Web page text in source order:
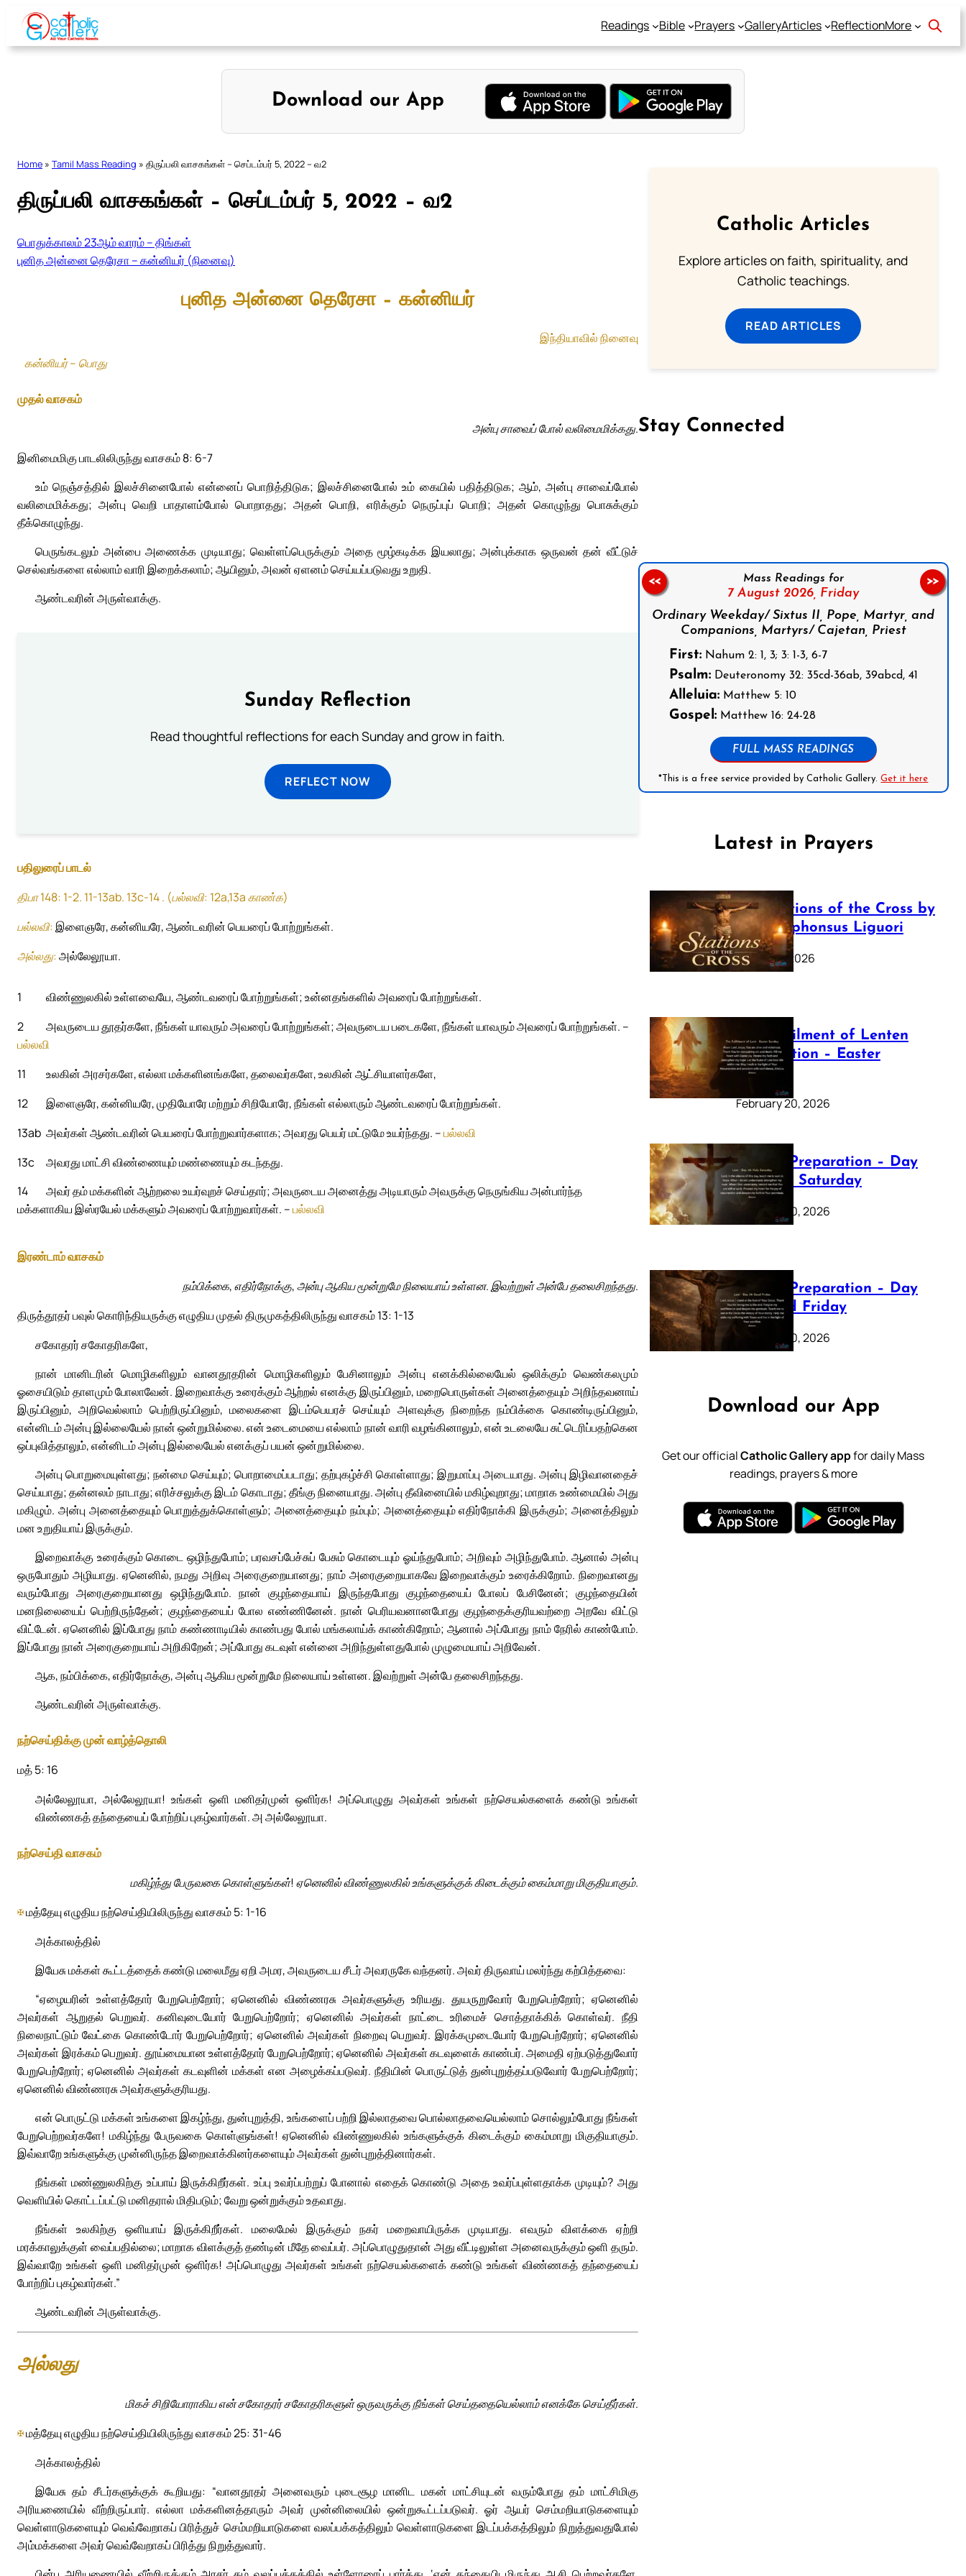
Skip
content
Readings Bible Prayers GalleryArticles ReflectionMore
Download our App
Home » Tamil Mass Reading » திருப்பலி வாசகங்கள் – செப்டம்பர் 5, 2022 – வ2
திருப்பலி வாசகங்கள் – செப்டம்பர் 5, 2022 – வ2
பொதுக்காலம் 23ஆம் வாரம் – திங்கள்
புனித அன்னை தெரேசா – கன்னியர் (நினைவு)
புனித அன்னை தெரேசா – கன்னியர்
இந்தியாவில் நினைவு
கன்னியர் – பொது
முதல் வாசகம்
அன்பு சாவைப் போல் வலிமைமிக்கது.
இனிமைமிகு பாடலிலிருந்து வாசகம் 8: 6-7
உம் நெஞ்சத்தில் இலச்சினைபோல் என்னைப் பொறித்திடுக; இலச்சினைபோல் உம் கையில் பதித்திடுக; ஆம், அன்பு சாவைப்போல்
வலிமைமிக்கது; அன்பு வெறி பாதாளம்போல் பொறாதது; அதன் பொறி, எரிக்கும் நெருப்புப் பொறி; அதன் கொழுந்து பொசுக்கும்
தீக்கொழுந்து.
பெருங்கடலும் அன்பை அணைக்க முடியாது; வெள்ளப்பெருக்கும் அதை மூழ்கடிக்க இயலாது; அன்புக்காக ஒருவன் தன் வீட்டுச்
செல்வங்களை எல்லாம் வாரி இறைக்கலாம்; ஆயினும், அவன் ஏளனம் செய்யப்படுவது உறுதி.
ஆண்டவரின் அருள்வாக்கு.
Sunday Reflection
Read thoughtful reflections for each Sunday and grow in faith.
REFLECT NOW
பதிலுரைப் பாடல்
திபா 148: 1-2. 11-13ab. 13c-14 . (பல்லவி: 12a,13a காண்க)
பல்லவி:இளைஞரே, கன்னியரே, ஆண்டவரின் பெயரைப் போற்றுங்கள்.
அல்லது:அல்லேலூயா.
1
விண்ணுலகில் உள்ளவையே, ஆண்டவரைப் போற்றுங்கள்; உன்னதங்களில் அவரைப் போற்றுங்கள்.
2
அவருடைய தூதர்களே, நீங்கள் யாவரும் அவரைப் போற்றுங்கள்; அவருடைய படைகளே, நீங்கள் யாவரும் அவரைப் போற்றுங்கள். –
பல்லவி
11
உலகின் அரசர்களே, எல்லா மக்களினங்களே, தலைவர்களே, உலகின் ஆட்சியாளர்களே,
12
இளைஞரே, கன்னியரே, முதியோரே மற்றும் சிறியோரே, நீங்கள் எல்லாரும் ஆண்டவரைப் போற்றுங்கள்.
13ab அவர்கள் ஆண்டவரின் பெயரைப் போற்றுவார்களாக; அவரது பெயர் மட்டுமே உயர்ந்தது. –பல்லவி
13c
அவரது மாட்சி விண்ணையும் மண்ணையும் கடந்தது.
14
அவர் தம் மக்களின் ஆற்றலை உயர்வுறச் செய்தார்; அவருடைய அனைத்து அடியாரும் அவருக்கு நெருங்கிய அன்பார்ந்த
மக்களாகிய இஸ்ரயேல் மக்களும் அவரைப் போற்றுவார்கள். –பல்லவி
இரண்டாம் வாசகம்
நம்பிக்கை, எதிர்நோக்கு, அன்பு ஆகிய மூன்றுமே நிலையாய் உள்ளன. இவற்றுள் அன்பே தலைசிறந்தது.
திருத்தூதர் பவுல் கொரிந்தியருக்கு எழுதிய முதல் திருமுகத்திலிருந்து வாசகம் 13: 1-13
சகோதரர் சகோதரிகளே,
நான் மானிடரின் மொழிகளிலும் வானதூதரின் மொழிகளிலும் பேசினாலும் அன்பு எனக்கில்லையேல் ஒலிக்கும் வெண்கலமும்
ஓசையிடும் தாளமும் போலாவேன். இறைவாக்கு உரைக்கும் ஆற்றல் எனக்கு இருப்பினும், மறைபொருள்கள் அனைத்தையும் அறிந்தவனாய்
இருப்பினும், அறிவெல்லாம் பெற்றிருப்பினும், மலைகளை இடம்பெயரச் செய்யும் அளவுக்கு நிறைந்த நம்பிக்கை கொண்டிருப்பினும்,
என்னிடம் அன்பு இல்லையேல் நான் ஒன்றுமில்லை. என் உடைமையை எல்லாம் நான் வாரி வழங்கினாலும், என் உடலையே சுட்டெரிப்பதற்கென
ஒப்புவித்தாலும், என்னிடம் அன்பு இல்லையேல் எனக்குப் பயன் ஒன்றுமில்லை.
அன்பு பொறுமையுள்ளது; நன்மை செய்யும்; பொறாமைப்படாது; தற்புகழ்ச்சி கொள்ளாது; இறுமாப்பு அடையாது. அன்பு இழிவானதைச்
செய்யாது; தன்னலம் நாடாது; எரிச்சலுக்கு இடம் கொடாது; தீங்கு நினையாது. அன்பு தீவினையில் மகிழ்வுறாது; மாறாக உண்மையில் அது
மகிழும். அன்பு அனைத்தையும் பொறுத்துக்கொள்ளும்; அனைத்தையும் நம்பும்; அனைத்தையும் எதிர்நோக்கி இருக்கும்; அனைத்திலும்
மன உறுதியாய் இருக்கும்.
இறைவாக்கு உரைக்கும் கொடை ஒழிந்துபோம்; பரவசப்பேச்சுப் பேசும் கொடையும் ஓய்ந்துபோம்; அறிவும் அழிந்துபோம். ஆனால் அன்பு
ஒருபோதும் அழியாது. ஏனெனில், நமது அறிவு அரைகுறையானது; நாம் அரைகுறையாகவே இறைவாக்கும் உரைக்கிறோம். நிறைவானது
வரும்போது அரைகுறையானது ஒழிந்துபோம். நான் குழந்தையாய் இருந்தபோது குழந்தையைப் போலப் பேசினேன்; குழந்தையின்
மனநிலையைப் பெற்றிருந்தேன்; குழந்தையைப் போல எண்ணினேன். நான் பெரியவனானபோது குழந்தைக்குரியவற்றை அறவே விட்டு
விட்டேன். ஏனெனில் இப்போது நாம் கண்ணாடியில் காண்பது போல் மங்கலாய்க் காண்கிறோம்; ஆனால் அப்போது நாம் நேரில் காண்போம்.
இப்போது நான் அரைகுறையாய் அறிகிறேன்; அப்போது கடவுள் என்னை அறிந்துள்ளதுபோல் முழுமையாய் அறிவேன்.
ஆக, நம்பிக்கை, எதிர்நோக்கு, அன்பு ஆகிய மூன்றுமே நிலையாய் உள்ளன. இவற்றுள் அன்பே தலைசிறந்தது.
ஆண்டவரின் அருள்வாக்கு.
நற்செய்திக்கு முன் வாழ்த்தொலி
மத் 5: 16
அல்லேலூயா, அல்லேலூயா! உங்கள் ஒளி மனிதர்முன் ஒளிர்க! அப்பொழுது அவர்கள் உங்கள் நற்செயல்களைக் கண்டு உங்கள்
விண்ணகத் தந்தையைப் போற்றிப் புகழ்வார்கள். அ அல்லேலூயா.
நற்செய்தி வாசகம்
மகிழ்ந்து பேருவகை கொள்ளுங்கள்! ஏனெனில் விண்ணுலகில் உங்களுக்குக் கிடைக்கும் கைம்மாறு மிகுதியாகும்.
✠மத்தேயு எழுதிய நற்செய்தியிலிருந்து வாசகம் 5: 1-16
அக்காலத்தில்
இயேசு மக்கள் கூட்டத்தைக் கண்டு மலைமீது ஏறி அமர, அவருடைய சீடர் அவரருகே வந்தனர். அவர் திருவாய் மலர்ந்து கற்பித்தவை:
“ஏழையரின் உள்ளத்தோர் பேறுபெற்றோர்; ஏனெனில் விண்ணரசு அவர்களுக்கு உரியது. துயருறுவோர் பேறுபெற்றோர்; ஏனெனில்
அவர்கள் ஆறுதல் பெறுவர். கனிவுடையோர் பேறுபெற்றோர்; ஏனெனில் அவர்கள் நாட்டை உரிமைச் சொத்தாக்கிக் கொள்வர். நீதி
நிலைநாட்டும் வேட்கை கொண்டோர் பேறுபெற்றோர்; ஏனெனில் அவர்கள் நிறைவு பெறுவர். இரக்கமுடையோர் பேறுபெற்றோர்; ஏனெனில்
அவர்கள் இரக்கம் பெறுவர். தூய்மையான உள்ளத்தோர் பேறுபெற்றோர்; ஏனெனில் அவர்கள் கடவுளைக் காண்பர். அமைதி ஏற்படுத்துவோர்
பேறுபெற்றோர்; ஏனெனில் அவர்கள் கடவுளின் மக்கள் என அழைக்கப்படுவர். நீதியின் பொருட்டுத் துன்புறுத்தப்படுவோர் பேறுபெற்றோர்;
ஏனெனில் விண்ணரசு அவர்களுக்குரியது.
என் பொருட்டு மக்கள் உங்களை இகழ்ந்து, துன்புறுத்தி, உங்களைப் பற்றி இல்லாதவை பொல்லாதவையெல்லாம் சொல்லும்போது நீங்கள்
பேறுபெற்றவர்களே! மகிழ்ந்து பேருவகை கொள்ளுங்கள்! ஏனெனில் விண்ணுலகில் உங்களுக்குக் கிடைக்கும் கைம்மாறு மிகுதியாகும்.
இவ்வாறே உங்களுக்கு முன்னிருந்த இறைவாக்கினர்களையும் அவர்கள் துன்புறுத்தினார்கள்.
நீங்கள் மண்ணுலகிற்கு உப்பாய் இருக்கிறீர்கள். உப்பு உவர்ப்பற்றுப் போனால் எதைக் கொண்டு அதை உவர்ப்புள்ளதாக்க முடியும்? அது
வெளியில் கொட்டப்பட்டு மனிதரால் மிதிபடும்; வேறு ஒன்றுக்கும் உதவாது.
நீங்கள் உலகிற்கு ஒளியாய் இருக்கிறீர்கள். மலைமேல் இருக்கும் நகர் மறைவாயிருக்க முடியாது. எவரும் விளக்கை ஏற்றி
மரக்காலுக்குள் வைப்பதில்லை; மாறாக விளக்குத் தண்டின் மீதே வைப்பர். அப்பொழுதுதான் அது வீட்டிலுள்ள அனைவருக்கும் ஒளி தரும்.
இவ்வாறே உங்கள் ஒளி மனிதர்முன் ஒளிர்க! அப்பொழுது அவர்கள் உங்கள் நற்செயல்களைக் கண்டு உங்கள் விண்ணகத் தந்தையைப்
போற்றிப் புகழ்வார்கள்.”
ஆண்டவரின் அருள்வாக்கு.
அல்லது
மிகச் சிறியோராகிய என் சகோதரர் சகோதரிகளுள் ஒருவருக்கு நீங்கள் செய்ததையெல்லாம் எனக்கே செய்தீர்கள்.
✠மத்தேயு எழுதிய நற்செய்தியிலிருந்து வாசகம் 25: 31-46
அக்காலத்தில்
இயேசு தம் சீடர்களுக்குக் கூறியது: “வானதூதர் அனைவரும் புடைசூழ மானிட மகன் மாட்சியுடன் வரும்போது தம் மாட்சிமிகு
அரியணையில் வீற்றிருப்பார். எல்லா மக்களினத்தாரும் அவர் முன்னிலையில் ஒன்றுகூட்டப்படுவர். ஓர் ஆயர் செம்மறியாடுகளையும்
வெள்ளாடுகளையும் வெவ்வேறாகப் பிரித்துச் செம்மறியாடுகளை வலப்பக்கத்திலும் வெள்ளாடுகளை இடப்பக்கத்திலும் நிறுத்துவதுபோல்
அம்மக்களை அவர் வெவ்வேறாகப் பிரித்து நிறுத்துவார்.
Catholic Articles
Explore articles on faith, spirituality, and
Catholic teachings.
READ ARTICLES
Stay Connected
Follow us on Facebook
Mass Readings for
7 August 2026, Friday
Ordinary Weekday/ Sixtus II, Pope, Martyr, and
Companions, Martyrs/ Cajetan, Priest
First:Nahum 2: 1, 3; 3: 1-3, 6-7
Psalm:Deuteronomy 32: 35cd-36ab, 39abcd, 41
Alleluia:Matthew 5: 10
Gospel:Matthew 16: 24-28
FULL MASS READINGS
*This is a free service provided by Catholic Gallery.Get it here
<< >>
Latest in Prayers
The Stations of the Cross by
Saint Alphonsus Liguori
March 16, 2026
The Fulfilment of Lenten
Preparation – Easter
Sunday
February 20, 2026
Lenten Preparation – Day
40: Holy Saturday
February 20, 2026
Lenten Preparation – Day
39: Good Friday
February 20, 2026
Download our App
Get our officialCatholic Gallery appfor daily Mass
readings, prayers & more